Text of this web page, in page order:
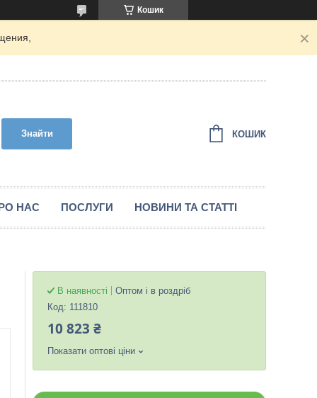
Кошик
Знайти КОШИК
НАС ПОСЛУГИ НОВИНИ ТА СТАТТІ
В наявності
Оптом і в роздріб
Код: 111810
10 823 ₴
Показати оптові ціни